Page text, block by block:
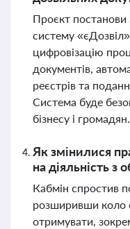
Проєкт
систему
цифровізацію
документів,
реєстрів та
Система буде
бізнесу і громадян.
Як змінилися
на діяльність з
Кабмін спростив
розширивши коло
отримувати,